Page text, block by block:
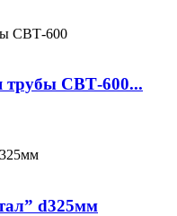
трубы СВТ-600...
d325мм